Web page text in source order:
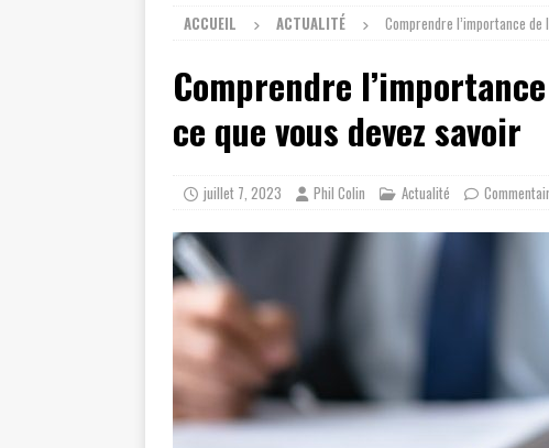
ACCUEIL ACTUALITÉ Comprendre l’importance de
Comprendre
ce que vous devez savoir
juillet 7, 2023 Phil Colin Actualité